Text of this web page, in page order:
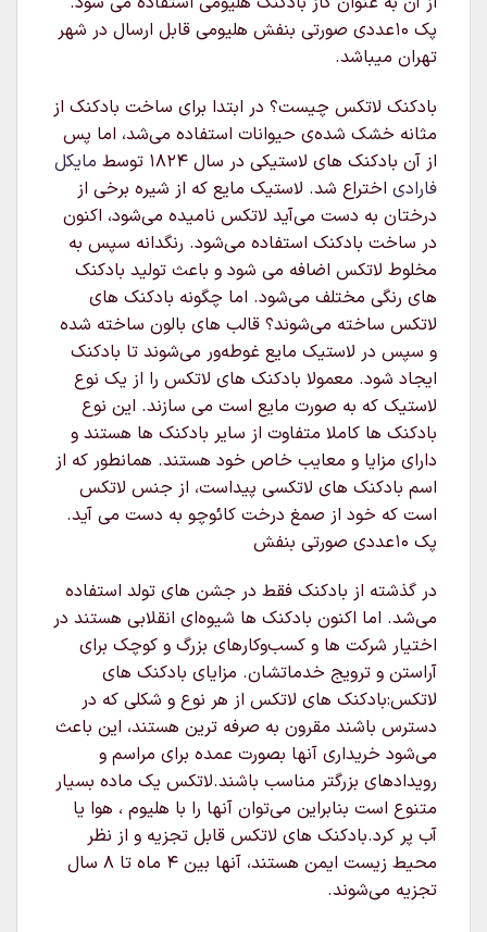
پک 10عددی صورتی بنفش هلیومی قابل ارسال در شهر
تهران میباشد.
بادکنک لاتکس چیست؟ در ابتدا برای ساخت بادکنک از
مثانه خشک شده‌ی حیوانات استفاده می‌شد، اما پس
از آن بادکنک های لاستیکی در سال ۱۸۲۴ توسط
مایکل
فارادی اختراع شد. لاستیک مایع که از شیره برخی از
درختان به دست می‌آید لاتکس نامیده می‌شود، اکنون
در ساخت بادکنک استفاده می‌شود. رنگدانه سپس به
مخلوط لاتکس اضافه می شود و باعث تولید بادکنک
های رنگی مختلف می‌شود. اما چگونه بادکنک های
لاتکس ساخته می‌شوند؟ قالب های بالون ساخته شده
و سپس در لاستیک مایع غوطه‌ور می‌شوند تا بادکنک
ایجاد شود. معمولا بادکنک های لاتکس را از یک نوع
لاستیک که به صورت مایع است می سازند. این نوع
بادکنک ها کاملا متفاوت از سایر بادکنک ها هستند و
دارای مزایا و معایب خاص خود هستند. همانطور که از
اسم بادکنک های لاتکسی پیداست، از جنس لاتکس
است که خود از صمغ درخت کائوچو به دست می آید.
پک 10عددی صورتی بنفش
در گذشته از بادکنک فقط در جشن های تولد استفاده
می‌شد. اما اکنون بادکنک ها شیوه‌ای انقلابی هستند در
اختیار شرکت ها و کسب‌وکارهای بزرگ و کوچک برای
آراستن و ترویج خدماتشان. مزایای بادکنک های
لاتکس:بادکنک های لاتکس از هر نوع و شکلی که در
دسترس باشند مقرون به صرفه ترین هستند، این باعث
می‌شود خریداری آنها بصورت عمده برای مراسم و
رویدادهای بزرگتر مناسب باشند.لاتکس یک ماده بسیار
متنوع است بنابراین می‌توان آنها را با هلیوم ، هوا یا
آب پر کرد.بادکنک های لاتکس قابل تجزیه و از نظر
محیط زیست ایمن هستند، آنها بین ۴ ماه تا ۸ سال
تجزیه می‌شوند.